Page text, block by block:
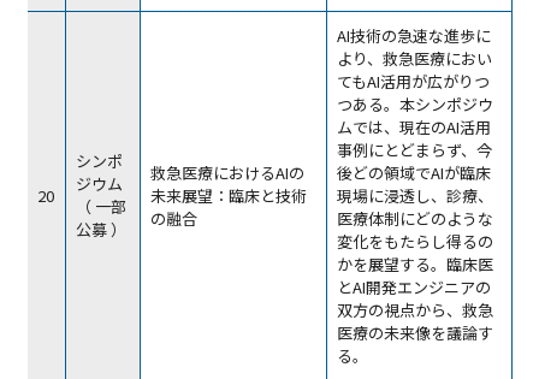
20
シンポ
ジウム
（ 一部
公募 ）
救急医療におけるAIの
未来展望：臨床と技術
の融合
AI技術の急速な進歩に
より、救急医療におい
てもAI活用が広がりつ
つある。本シンポジウ
ムでは、現在のAI活用
事例にとどまらず、今
後どの領域でAIが臨床
現場に浸透し、診療、
医療体制にどのような
変化をもたらし得るの
かを展望する。臨床医
とAI開発エンジニアの
双方の視点から、救急
医療の未来像を議論す
る。